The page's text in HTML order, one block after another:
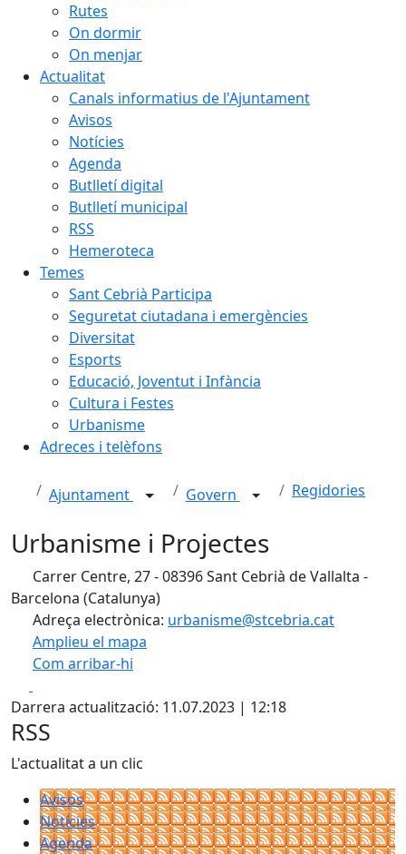
Rutes
On dormir
On menjar
Actualitat
Canals informatius de l'Ajuntament
Avisos
Notícies
Agenda
Butlletí digital
Butlletí municipal
RSS
Hemeroteca
Temes
Sant Cebrià Participa
Seguretat ciutadana i emergències
Diversitat
Esports
Educació, Joventut i Infància
Cultura i Festes
Urbanisme
Adreces i telèfons
Ajuntament Govern Regidories
Urbanisme i Projectes
Carrer Centre, 27 - 08396 Sant Cebrià de Vallalta -
Barcelona (Catalunya)
Adreça electrònica: urbanisme@stcebria.cat
Amplieu el mapa
Com arribar-hi
+
−
Darrera actualització: 11.07.2023 | 12:18
RSS
L'actualitat a un clic
Avisos
Notícies
Agenda